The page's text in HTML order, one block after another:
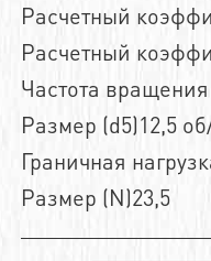
Расчетный
Расчетный
Частота
Размер (d5)12,5
Граничная
Размер (N)23,5